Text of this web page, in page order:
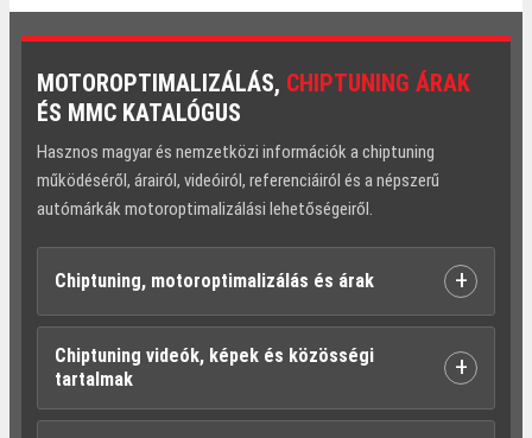
MOTOROPTIMALIZÁLÁS, CHIPTUNING ÁRAK
ÉS MMC KATALÓGUS
Hasznos magyar és nemzetközi információk a chiptuning
működéséről, árairól, videóiról, referenciáiról és a népszerű
autómárkák motoroptimalizálási lehetőségeiről.
Chiptuning, motoroptimalizálás és árak +
Chiptuning videók, képek és közösségi
tartalmak
+